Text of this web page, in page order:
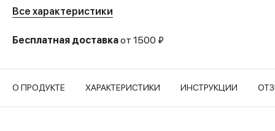
Все характеристики
Бесплатная доставкаот 1500 ₽
О ПРОДУКТЕ ХАРАКТЕРИСТИКИ ИНСТРУКЦИИ